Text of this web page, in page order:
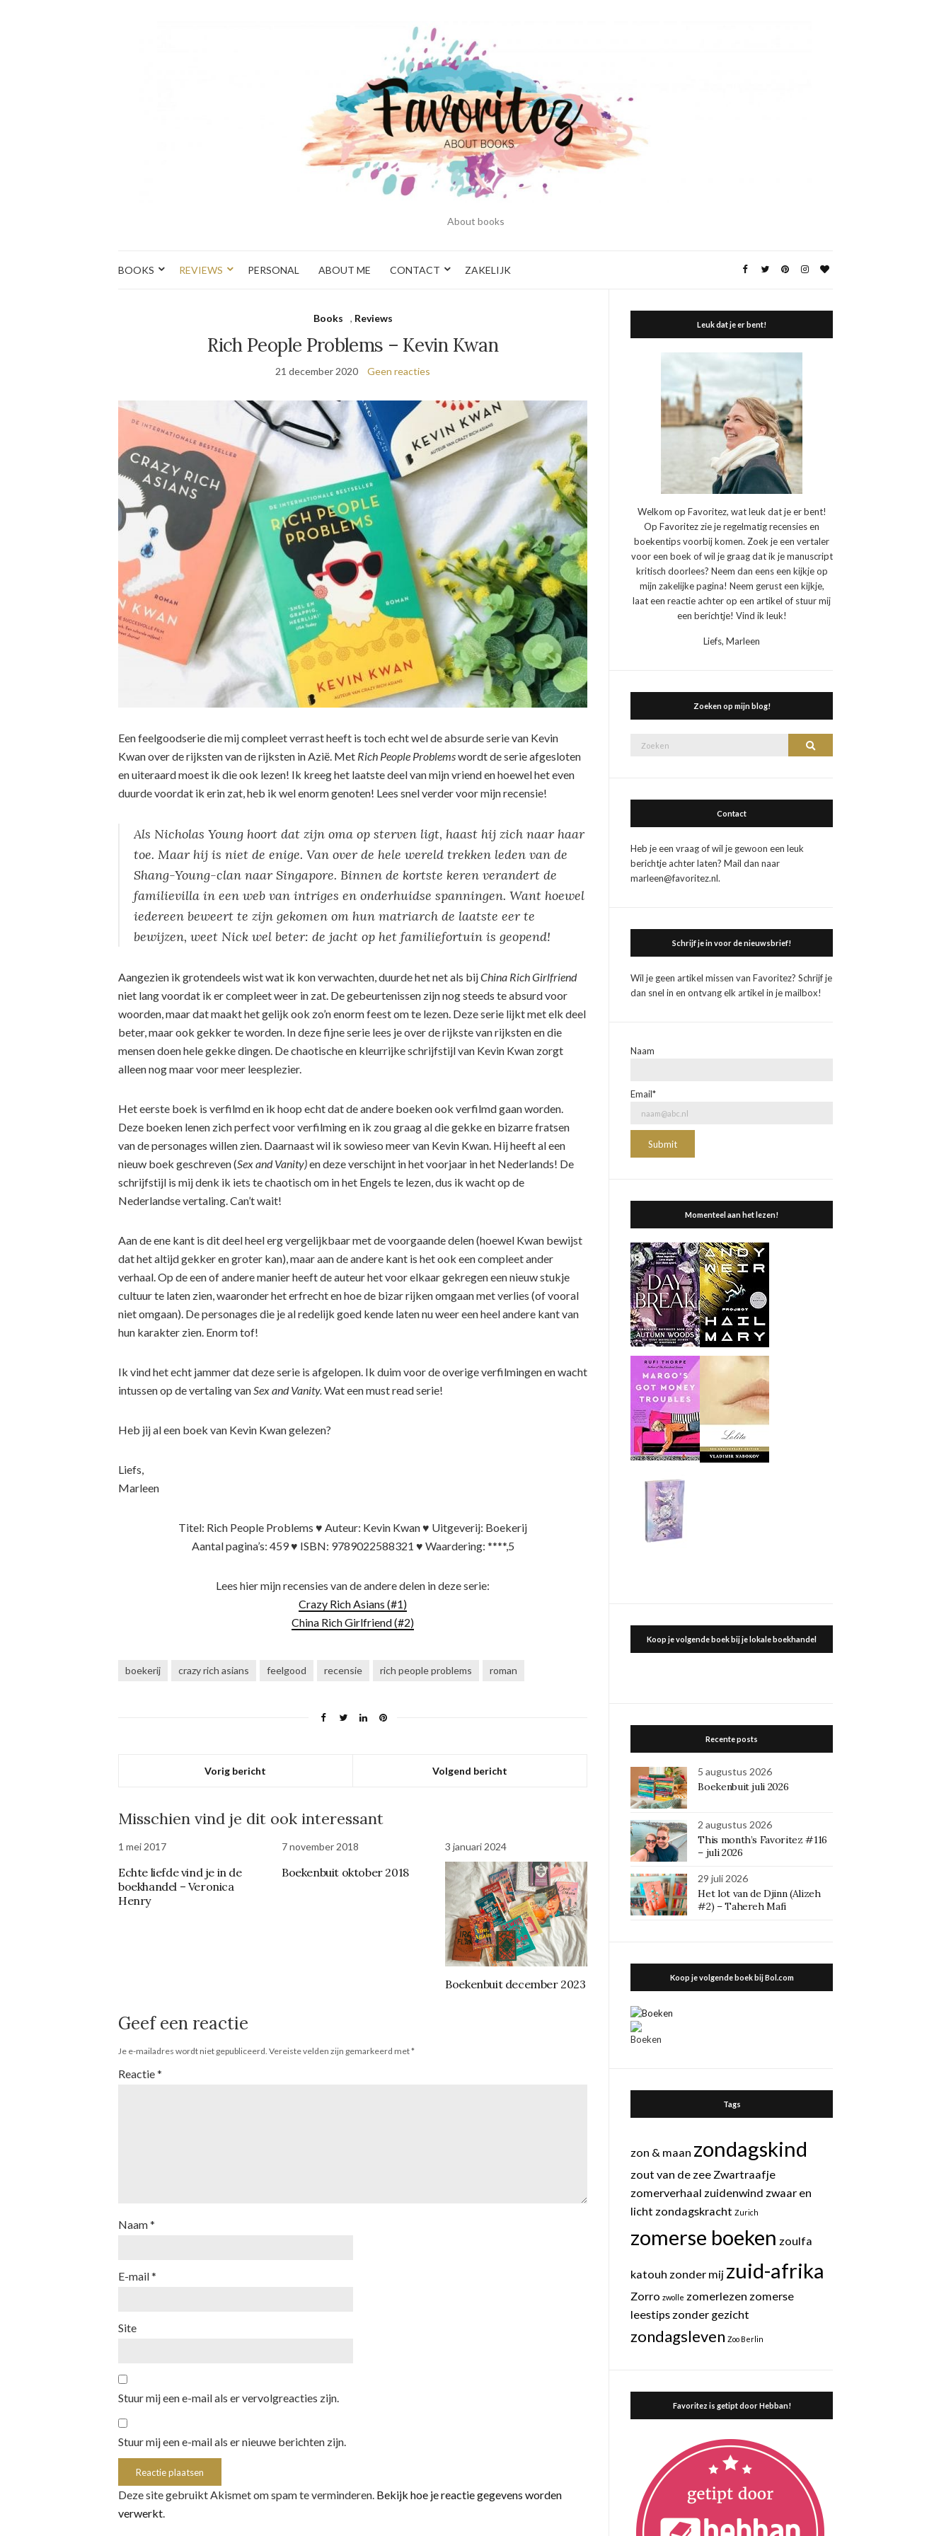
About books
BOOKS REVIEWS PERSONAL ABOUT ME CONTACT ZAKELIJK
Books , Reviews
Rich People Problems – Kevin Kwan
21 december 2020 Geen reacties
Een feelgoodserie die mij compleet verrast heeft is toch echt wel de absurde serie van Kevin
Kwan over de rijksten van de rijksten in Azië. Met Rich People Problemswordt de serie afgesloten
en uiteraard moest ik die ook lezen! Ik kreeg het laatste deel van mijn vriend en hoewel het even
duurde voordat ik erin zat, heb ik wel enorm genoten! Lees snel verder voor mijn recensie!
Als Nicholas Young hoort dat zijn oma op sterven ligt, haast hij zich naar haar
toe. Maar hij is niet de enige. Van over de hele wereld trekken leden van de
Shang-Young-clan naar Singapore. Binnen de kortste keren verandert de
familievilla in een web van intriges en onderhuidse spanningen. Want hoewel
iedereen beweert te zijn gekomen om hun matriarch de laatste eer te
bewijzen, weet Nick wel beter: de jacht op het familiefortuin is geopend!
Aangezien ik grotendeels wist wat ik kon verwachten, duurde het net als bijChina Rich Girlfriend
niet lang voordat ik er compleet weer in zat. De gebeurtenissen zijn nog steeds te absurd voor
woorden, maar dat maakt het gelijk ook zo’n enorm feest om te lezen. Deze serie lijkt met elk deel
beter, maar ook gekker te worden. In deze fijne serie lees je over de rijkste van rijksten en die
mensen doen hele gekke dingen. De chaotische en kleurrijke schrijfstijl van Kevin Kwan zorgt
alleen nog maar voor meer leesplezier.
Het eerste boek is verfilmd en ik hoop echt dat de andere boeken ook verfilmd gaan worden.
Deze boeken lenen zich perfect voor verfilming en ik zou graag al die gekke en bizarre fratsen
van de personages willen zien. Daarnaast wil ik sowieso meer van Kevin Kwan. Hij heeft al een
nieuw boek geschreven (Sex and Vanity)en deze verschijnt in het voorjaar in het Nederlands! De
schrijfstijl is mij denk ik iets te chaotisch om in het Engels te lezen, dus ik wacht op de
Nederlandse vertaling. Can’t wait!
Aan de ene kant is dit deel heel erg vergelijkbaar met de voorgaande delen (hoewel Kwan bewijst
dat het altijd gekker en groter kan), maar aan de andere kant is het ook een compleet ander
verhaal. Op de een of andere manier heeft de auteur het voor elkaar gekregen een nieuw stukje
cultuur te laten zien, waaronder het erfrecht en hoe de bizar rijken omgaan met verlies (of vooral
niet omgaan). De personages die je al redelijk goed kende laten nu weer een heel andere kant van
hun karakter zien. Enorm tof!
Ik vind het echt jammer dat deze serie is afgelopen. Ik duim voor de overige verfilmingen en wacht
intussen op de vertaling vanSex and Vanity.Wat een must read serie!
Heb jij al een boek van Kevin Kwan gelezen?
Liefs,
Marleen
Titel: Rich People Problems ♥ Auteur: Kevin Kwan ♥ Uitgeverij: Boekerij
Aantal pagina’s: 459 ♥ ISBN: 9789022588321 ♥ Waardering: ****,5
Lees hier mijn recensies van de andere delen in deze serie:
Crazy Rich Asians (#1)
China Rich Girlfriend (#2)
boekerij crazy rich asians feelgood recensie rich people problems roman
Vorig bericht Volgend bericht
Misschien vind je dit ook interessant
1 mei 2017
Echte liefde vind je in de
boekhandel – Veronica
Henry
7 november 2018
Boekenbuit oktober 2018
3 januari 2024
Boekenbuit december 2023
Geef een reactie
Je e-mailadres wordt niet gepubliceerd. Vereiste velden zijn gemarkeerd met*
Reactie*
Naam*
E-mail*
Site
Stuur mij een e-mail als er vervolgreacties zijn.
Stuur mij een e-mail als er nieuwe berichten zijn.
Deze site gebruikt Akismet om spam te verminderen. Bekijk hoe je reactie gegevens worden
verwerkt.
Leuk dat je er bent!
Welkom op Favoritez, wat leuk dat je er bent!
Op Favoritez zie je regelmatig recensies en
boekentips voorbij komen. Zoek je een vertaler
voor een boek of wil je graag dat ik je manuscript
kritisch doorlees? Neem dan eens een kijkje op
mijn zakelijke pagina! Neem gerust een kijkje,
laat een reactie achter op een artikel of stuur mij
een berichtje! Vind ik leuk!
Liefs, Marleen
Zoeken op mijn blog!
Zoek
Zoeken
Contact
Heb je een vraag of wil je gewoon een leuk
berichtje achter laten? Mail dan naar
marleen@favoritez.nl.
Schrijf je in voor de nieuwsbrief!
Wil je geen artikel missen van Favoritez? Schrijf je
dan snel in en ontvang elk artikel in je mailbox!
Naam
Email*
Momenteel aan het lezen!
Koop je volgende boek bij je lokale boekhandel
Recente posts
5 augustus 2026
Boekenbuit juli 2026
2 augustus 2026
This month’s Favoritez #116
– juli 2026
29 juli 2026
Het lot van de Djinn (Alizeh
#2) – Tahereh Mafi
Koop je volgende boek bij Bol.com
Tags
zon & maan zondagskind
zout van de zee Zwartraafje
zomerverhaal zuidenwind zwaar en
licht zondagskracht Zurich
zomerse boeken zoulfa
katouh zonder mij zuid-afrika
Zorro zwolle zomerlezen zomerse
leestips zonder gezicht
zondagsleven Zoo Berlin
Favoritez is getipt door Hebban!